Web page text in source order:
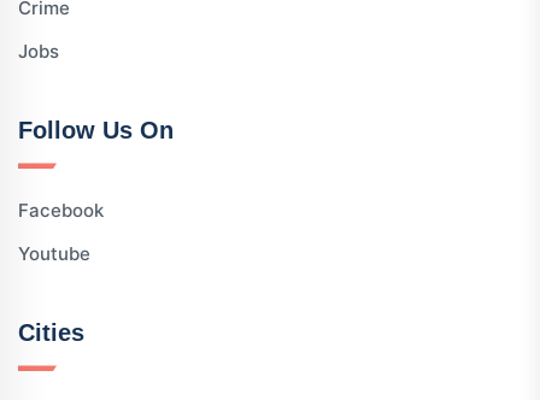
Crime
Jobs
Follow Us On
Facebook
Youtube
Cities